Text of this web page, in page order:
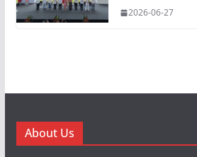
2026-06-27
About Us